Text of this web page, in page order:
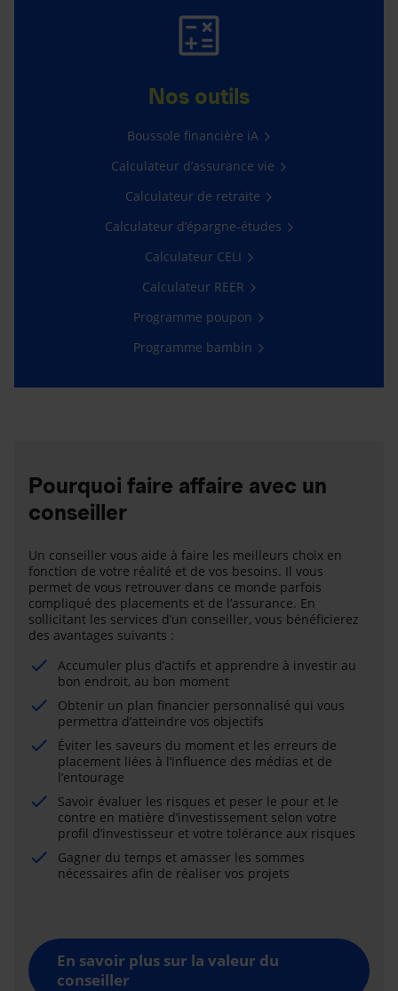
Nos outils
Boussole financière iA
Calculateur d’assurance vie
Calculateur de retraite
Calculateur d’épargne-études
Calculateur CELI
Calculateur REER
Programme poupon
Programme bambin
Pourquoi faire affaire avec un
conseiller
Un conseiller vous aide à faire les meilleurs choix en
fonction de votre réalité et de vos besoins. Il vous
permet de vous retrouver dans ce monde parfois
compliqué des placements et de l’assurance. En
sollicitant les services d’un conseiller, vous bénéficierez
des avantages suivants :
Accumuler plus d’actifs et apprendre à investir au
bon endroit, au bon moment
Obtenir un plan financier personnalisé qui vous
permettra d’atteindre vos objectifs
Éviter les saveurs du moment et les erreurs de
placement liées à l’influence des médias et de
l’entourage
Savoir évaluer les risques et peser le pour et le
contre en matière d’investissement selon votre
profil d’investisseur et votre tolérance aux risques
Gagner du temps et amasser les sommes
nécessaires afin de réaliser vos projets
En savoir plus sur la valeur du
conseiller